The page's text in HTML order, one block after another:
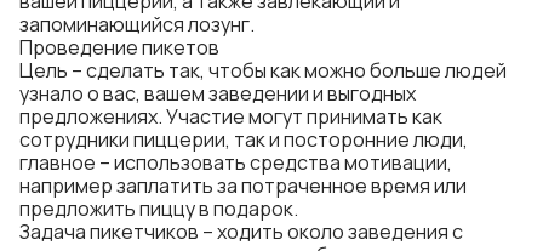
запоминающийся лозунг.
Проведение пикетов
Цель – сделать так, чтобы как можно больше людей
узнало о вас, вашем заведении и выгодных
предложениях. Участие могут принимать как
сотрудники пиццерии, так и посторонние люди,
главное – использовать средства мотивации,
например заплатить за потраченное время или
предложить пиццу в подарок.
Задача пикетчиков – ходить около заведения с